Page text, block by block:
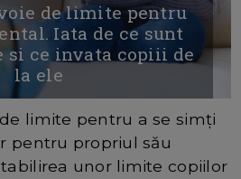
de limite pentru
Iata de ce sunt
ce invata copiii de
la ele
limite pentru a se simți
pentru propriul său
unor limite copiilor